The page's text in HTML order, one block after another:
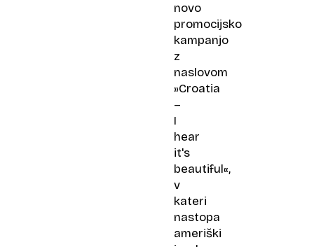
novo
promocijsko
kampanjo
z
naslovom
»Croatia
–
I
hear
it's
beautiful«,
v
kateri
nastopa
ameriški